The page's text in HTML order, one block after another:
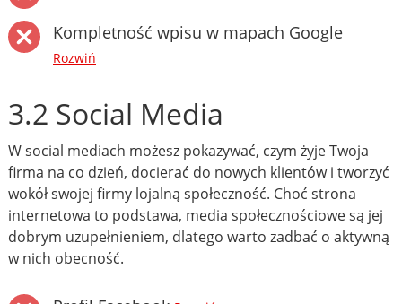
Kompletność wpisu w mapach Google
Rozwiń
3.2 Social Media
W social mediach możesz pokazywać, czym żyje Twoja
firma na co dzień, docierać do nowych klientów i tworzyć
wokół swojej firmy lojalną społeczność. Choć strona
internetowa to podstawa, media społecznościowe są jej
dobrym uzupełnieniem, dlatego warto zadbać o aktywną
w nich obecność.